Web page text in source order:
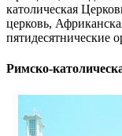
католическая
церковь,
пятидесятнические
Римско-